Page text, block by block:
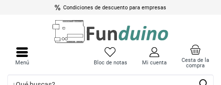
Condiciones de descuento para empresas
Cesta de la
compra
Bloc de notas Mi cuenta
Menú